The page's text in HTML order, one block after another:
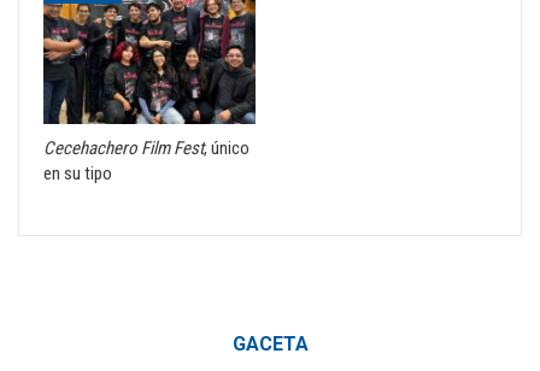
Cecehachero Film Fest, único
en su tipo
GACETA